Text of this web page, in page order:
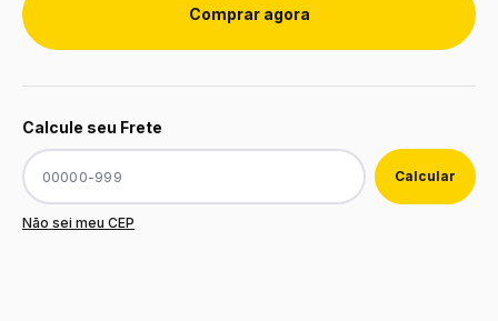
Comprar agora
Calcule seu Frete
Não sei meu CEP